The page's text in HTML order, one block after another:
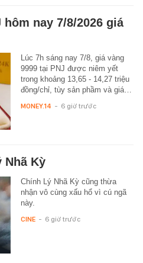
hôm nay 7/8/2026 giá
Lúc 7h sáng nay 7/8, giá vàng
9999 tại PNJ được niêm yết
trong khoảng 13,65 - 14,27 triệu
đồng/chỉ, tùy sản phầm và giá…
MONEY.14 - 6 giờ trước
Nhã Kỳ
Chính Lý Nhã Kỳ cũng thừa
nhận vô cùng xấu hổ vì cú ngã
này.
CINE - 6 giờ trước